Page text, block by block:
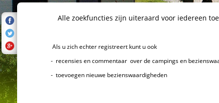
Alle zoekfuncties zijn uiteraard voor iedereen
Als u zich echter registreert kunt u ook
- recensies en commentaar over de campings en
- toevoegen nieuwe bezienswaardigheden